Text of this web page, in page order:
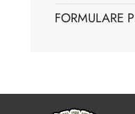
FORMULARE